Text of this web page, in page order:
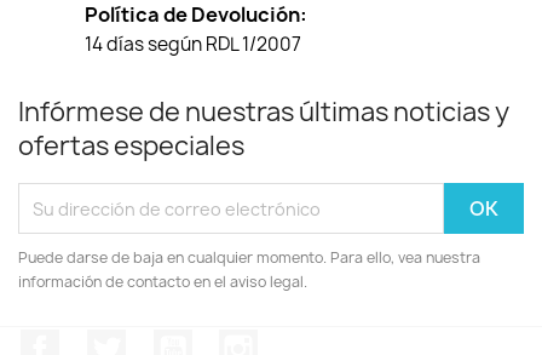
Política de Devolución:
14 días según RDL 1/2007
Infórmese de nuestras últimas noticias y
ofertas especiales
Puede darse de baja en cualquier momento. Para ello, vea nuestra
información de contacto en el aviso legal.